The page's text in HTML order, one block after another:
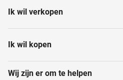
Ik wil verkopen
Ik wil kopen
Wij zijn er om te helpen